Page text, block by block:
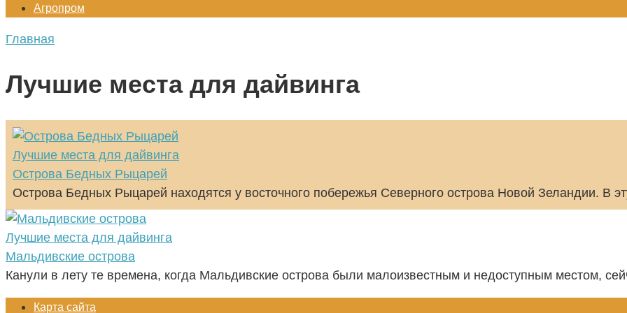
Агропром
Главная
Лучшие места для дайвинга
Лучшие места для дайвинга
Острова Бедных Рыцарей
Острова Бедных Рыцарей находятся у восточного побережья Северного острова Новой Зеландии. В
Лучшие места для дайвинга
Мальдивские острова
Канули в лету те времена, когда Мальдивские острова были малоизвестным и недоступным местом,
Карта сайта